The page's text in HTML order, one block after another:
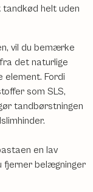
tandkød helt uden
vil du bemærke
det naturlige
element. Fordi
som SLS,
tandbørstningen
en lav
fjerner belægninger